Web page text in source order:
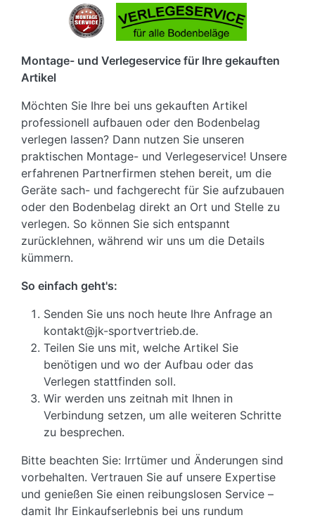
Montage- und Verlegeservice für Ihre gekauften
Artikel
Möchten Sie Ihre bei uns gekauften Artikel
professionell aufbauen oder den Bodenbelag
verlegen lassen? Dann nutzen Sie unseren
praktischen Montage- und Verlegeservice! Unsere
erfahrenen Partnerfirmen stehen bereit, um die
Geräte sach- und fachgerecht für Sie aufzubauen
oder den Bodenbelag direkt an Ort und Stelle zu
verlegen. So können Sie sich entspannt
zurücklehnen, während wir uns um die Details
kümmern.
So einfach geht's:
Senden Sie uns noch heute Ihre Anfrage an
kontakt@jk-sportvertrieb.de.
Teilen Sie uns mit, welche Artikel Sie
benötigen und wo der Aufbau oder das
Verlegen stattfinden soll.
Wir werden uns zeitnah mit Ihnen in
Verbindung setzen, um alle weiteren Schritte
zu besprechen.
Bitte beachten Sie: Irrtümer und Änderungen sind
vorbehalten. Vertrauen Sie auf unsere Expertise
und genießen Sie einen reibungslosen Service –
damit Ihr Einkaufserlebnis bei uns rundum